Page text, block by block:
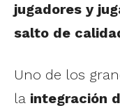
jugadores y
salto de
Uno de los
la integración